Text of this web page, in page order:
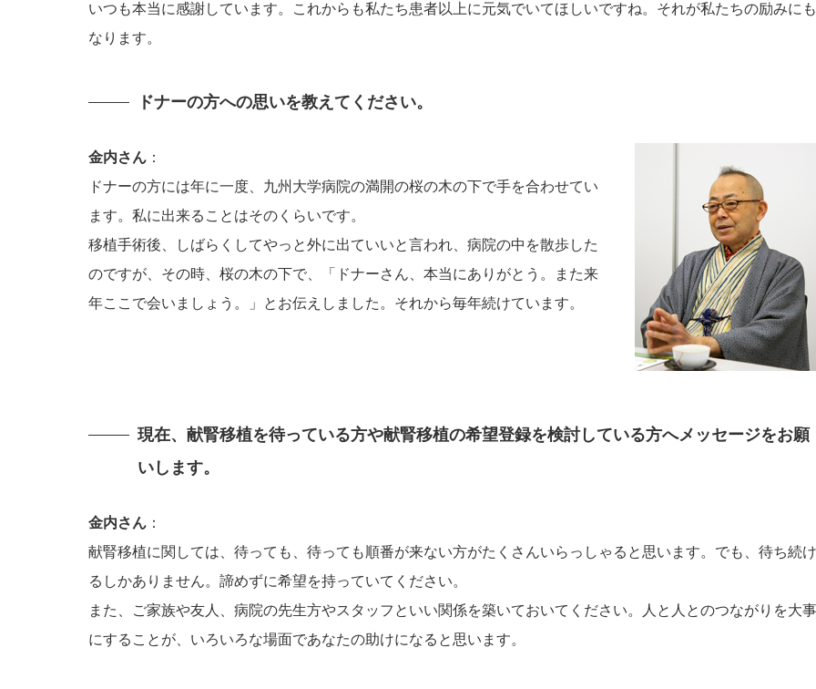
いつも本当に感謝しています。これからも私たち患者以上に元気でいてほしいですね。それが私たちの励みに
なります。
ドナーの方への思いを教えてください。
金内さん ：
ドナーの方には年に一度、九州大学病院の満開の桜の木の下で手を合わせてい
ます。私に出来ることはそのくらいです。
移植手術後、しばらくしてやっと外に出ていいと言われ、病院の中を散歩した
のですが、その時、桜の木の下で、「ドナーさん、本当にありがとう。また来
年ここで会いましょう。」とお伝えしました。それから毎年続けています。
現在、献腎移植を待っている方や献腎移植の希望登録を検討している方へメッセージをお願
いします。
金内さん ：
献腎移植に関しては、待っても、待っても順番が来ない方がたくさんいらっしゃると思います。でも、待ち続
るしかありません。諦めずに希望を持っていてください。
また、ご家族や友人、病院の先生方やスタッフといい関係を築いておいてください。人と人とのつながりを大
にすることが、いろいろな場面であなたの助けになると思います。